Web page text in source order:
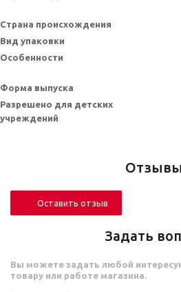
Страна происхождения
Вид упаковки
Особенности
Форма выпуска
Разрешено для детских
учреждений
Отзывы
Оставить отзыв
Задать
Вы можете задать любой
товару или работе магазина.